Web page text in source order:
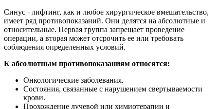
Синус - лифтинг, как и любое хирургическое вмешательство,
имеет ряд противопоказаний. Они делятся на абсолютные и
относительные. Первая группа запрещает проведение
операции, а вторая может отсрочить ее или требовать
соблюдения определенных условий.
К абсолютным противопоказаниям относятся:
Онкологические заболевания.
Состояния, связанные с нарушением свертываемости
крови.
Прохождение лучевой или химиотерапии и